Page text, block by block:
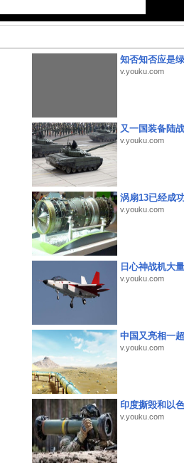
知否知否应是
v.youku.com
又一国装备陆
v.youku.com
涡扇13已经成
v.youku.com
日心神战机大
v.youku.com
中国又亮相一
v.youku.com
印度撕毁和以
v.youku.com